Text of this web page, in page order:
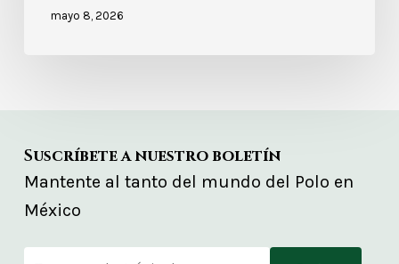
mayo 8, 2026
Suscríbete a nuestro boletín
Mantente al tanto del mundo del Polo en
México